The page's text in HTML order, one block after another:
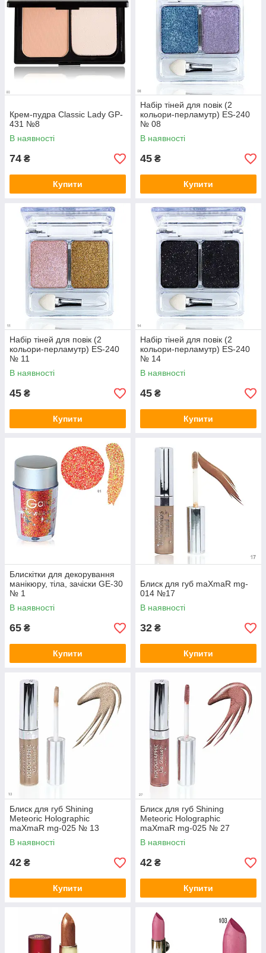
Крем-пудра Classic Lady GP-
431 №8
В наявності
74 ₴
Купити
Набір тіней для повік (2
кольори-перламутр) ES-240
№ 08
В наявності
45 ₴
Купити
Набір тіней для повік (2
кольори-перламутр) ES-240
№ 11
В наявності
45 ₴
Купити
Набір тіней для повік (2
кольори-перламутр) ES-240
№ 14
В наявності
45 ₴
Купити
Блискітки для декорування
манікюру, тіла, зачіски GE-30
№ 1
В наявності
65 ₴
Купити
Блиск для губ maXmaR mg-
014 №17
В наявності
32 ₴
Купити
Блиск для губ Shining
Meteoric Holographic
maXmaR mg-025 № 13
В наявності
42 ₴
Купити
Блиск для губ Shining
Meteoric Holographic
maXmaR mg-025 № 27
В наявності
42 ₴
Купити